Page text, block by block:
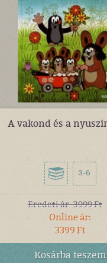
A vakond és a
3-6
Eredeti ár:3999 Ft
Online ár:
3399 Ft
Kosárbateszem